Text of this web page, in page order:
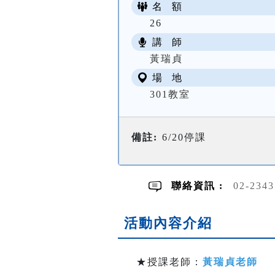
名 額
26
講 師
黃瑞貞
場 地
301教室
備註: 6/20停課
聯絡資訊 : 02-
活動內容介紹
★授課老師： 黃瑞貞老師